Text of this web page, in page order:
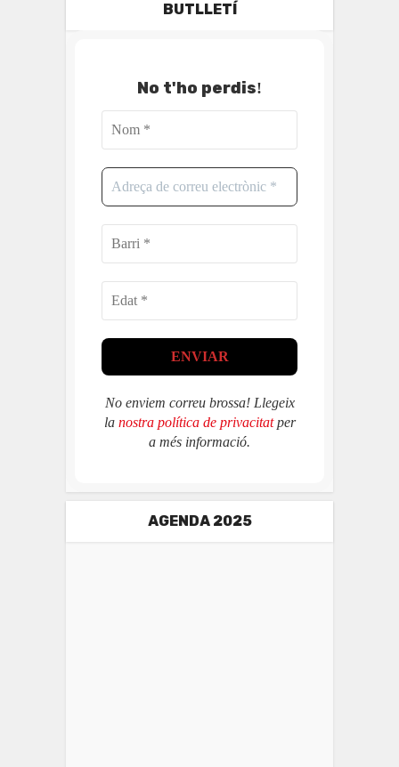
BUTLLETÍ
No t'ho perdis!
No enviem correu brossa! Llegeix
la nostra política de privacitatper
a més informació.
AGENDA 2025